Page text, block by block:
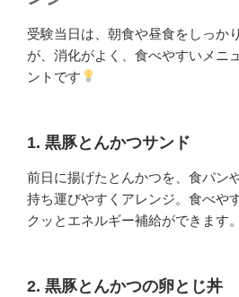
受験当日は、朝食や昼食をしっか
が、消化がよく、食べやすいメニ
ントです
1. 黒豚とんかつサンド
前日に揚げたとんかつを、食パン
持ち運びやすくアレンジ。食べや
クッとエネルギー補給ができます。
2. 黒豚とんかつの卵とじ丼